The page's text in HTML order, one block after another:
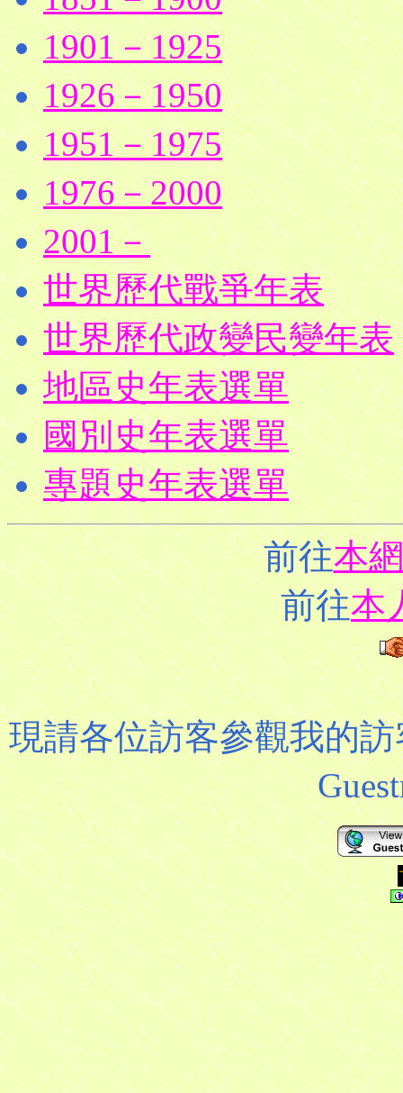
1901－1925
1926－1950
1951－1975
1976－2000
2001－
世界歷代戰爭年表
世界歷代政變民變年表
地區史年表選單
國別史年表選單
專題史年表選單
前往本
前往本
現請各位訪客參觀我的